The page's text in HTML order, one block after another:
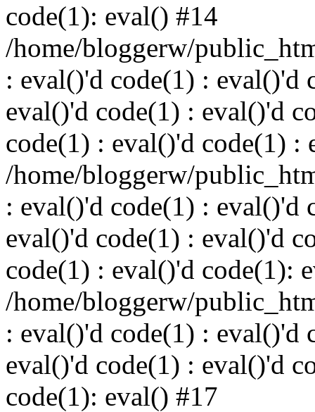
code(1): eval() #14
/home/bloggerw/
: eval()'d code(1) : eval()'d
eval()'d code(1) : eval()'d
code(1) : eval()'d code(1) :
/home/bloggerw/
: eval()'d code(1) : eval()'d
eval()'d code(1) : eval()'d
code(1) : eval()'d code(1):
/home/bloggerw/
: eval()'d code(1) : eval()'d
eval()'d code(1) : eval()'d
code(1): eval() #17